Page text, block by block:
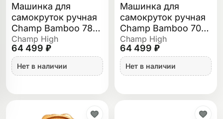
Машинка для
самокруток ручная
Champ Bamboo 78
мм
Champ High
64 499 ₽
Нет в наличии
Машинка для
самокруток ручная
Champ Bamboo 70
мм
Champ High
64 499 ₽
Нет в наличии